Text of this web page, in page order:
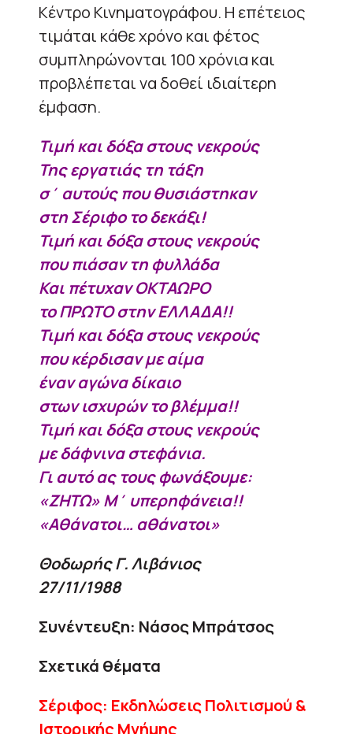
Κέντρο Κινηματογράφου. Η επέτειος
τιμάται κάθε χρόνο και φέτος
συμπληρώνονται 100 χρόνια και
προβλέπεται να δοθεί ιδιαίτερη
έμφαση.
Τιμή και δόξα στους νεκρούς
Της εργατιάς τη τάξη
σ΄ αυτούς που θυσιάστηκαν
στη Σέριφο το δεκάξι!
Τιμή και δόξα στους νεκρούς
που πιάσαν τη φυλλάδα
Και πέτυχαν ΟΚΤΑΩΡΟ
το ΠΡΩΤΟ στην ΕΛΛΑΔΑ!!
Τιμή και δόξα στους νεκρούς
που κέρδισαν με αίμα
έναν αγώνα δίκαιο
στων ισχυρών το βλέμμα!!
Τιμή και δόξα στους νεκρούς
με δάφνινα στεφάνια.
Γι αυτό ας τους φωνάξουμε:
«ΖΗΤΩ» Μ΄ υπερηφάνεια!!
«Αθάνατοι… αθάνατοι»
Θοδωρής Γ. Λιβάνιος
27/11/1988
Συνέντευξη: Νάσος Μπράτσος
Σχετικά θέματα
Σέριφος: Eκδηλώσεις Πολιτισμού &
Ιστορικής Μνήμης